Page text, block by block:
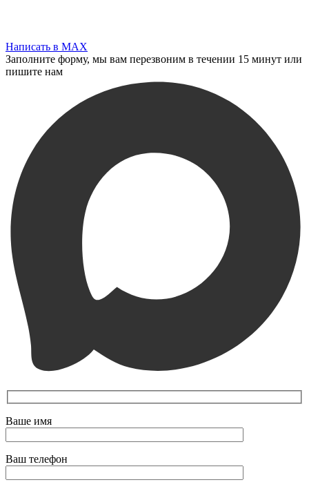
Написать в MAX
Заполните форму, мы вам перезвоним в течении 15 минут или
пишите нам
Ваше имя
Ваш телефон